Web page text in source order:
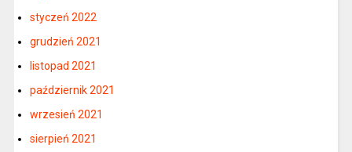
styczeń 2022
grudzień 2021
listopad 2021
październik 2021
wrzesień 2021
sierpień 2021